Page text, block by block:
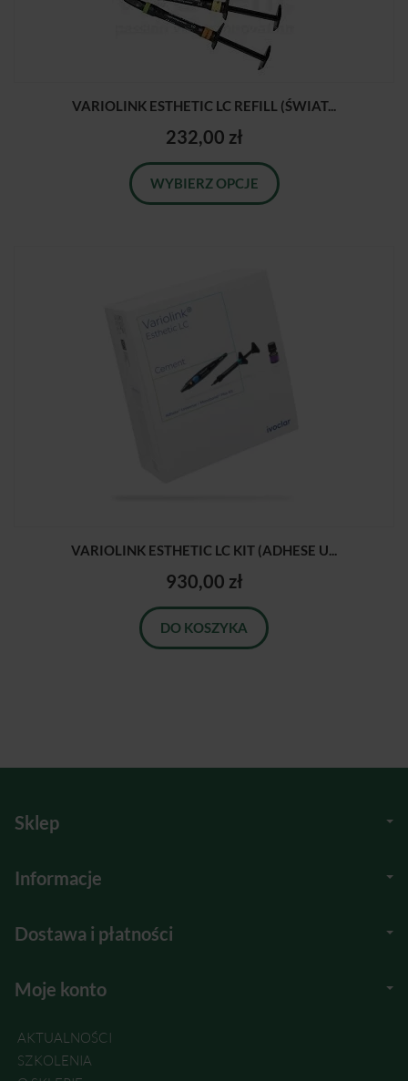
VARIOLINK ESTHETIC LC REFILL (ŚWIAT...
232,00 zł
WYBIERZ OPCJE
VARIOLINK ESTHETIC LC KIT (ADHESE U...
930,00 zł
DO KOSZYKA
Sklep
Informacje
Dostawa i płatności
Moje konto
AKTUALNOŚCI
SZKOLENIA